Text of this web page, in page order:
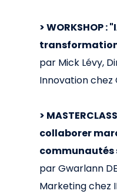
> WORKSHOP
par Mick Lévy,
Innovation chez
>
collaborer
communautés
par Gwarlann
Marketing chez